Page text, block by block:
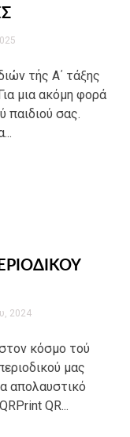
τής Α΄ τάξης
μια ακόμη φορά
παιδιού σας.
2024
κόσμο τού
μας
απολαυστικό
QR...